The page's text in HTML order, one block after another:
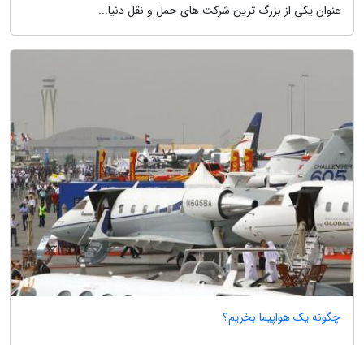
عنوان یکی از بزرگ ترین شرکت های حمل و نقل دنیا...
چگونه یک هواپیما بخریم؟